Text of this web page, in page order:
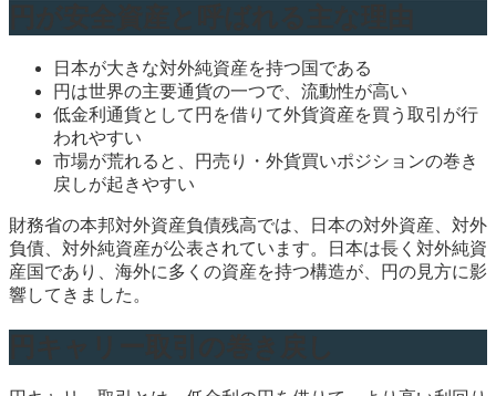
日本が大きな対外純資産を持つ国である
円は世界の主要通貨の一つで、流動性が高い
低金利通貨として円を借りて外貨資産を買う取引が行
われやすい
市場が荒れると、円売り・外貨買いポジションの巻き
戻しが起きやすい
財務省の本邦対外資産負債残高では、日本の対外資産、対外
負債、対外純資産が公表されています。日本は長く対外純資
産国であり、海外に多くの資産を持つ構造が、円の見方に影
響してきました。